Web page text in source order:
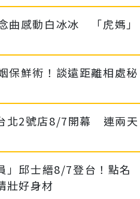
曲感動白冰冰 「虎媽」
保鮮術！談遠距離相處秘
北2號店8/7開幕 連兩天
」邱士縉8/7登台！點名
壯好身材